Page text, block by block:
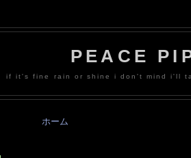
PEACE
if it's fine rain or shine i don't mind i'll
ホーム